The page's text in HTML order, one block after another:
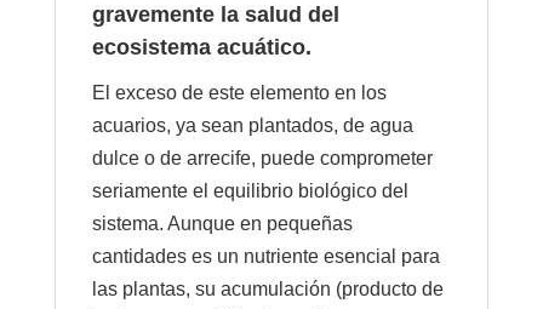
gravemente la salud del
ecosistema acuático.
El exceso de este elemento en los
acuarios, ya sean plantados, de agua
dulce o de arrecife, puede comprometer
seriamente el equilibrio biológico del
sistema. Aunque en pequeñas
cantidades es un nutriente esencial para
las plantas, su acumulación (producto de